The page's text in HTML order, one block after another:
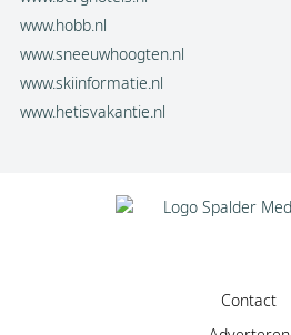
www.hobb.nl
www.sneeuwhoogten.nl
www.skiinformatie.nl
www.hetisvakantie.nl
Contact